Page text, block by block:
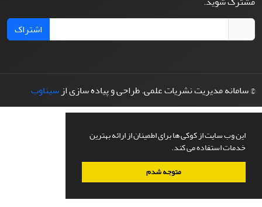
این وب سایت از کوکی ها برای اطمینان از ارائه بهترین
خدمات استفاده می کند.
متوجه شدم
اشتراک
© سامانه مدیریت نشریات علمی.طراحی و پیاده سازی ازسیناوب